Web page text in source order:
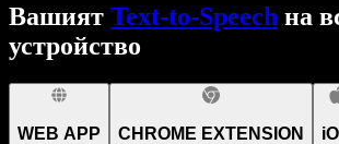
Вашият Text-to-Speech на
устройство
WEB APP CHROME EXTENSION